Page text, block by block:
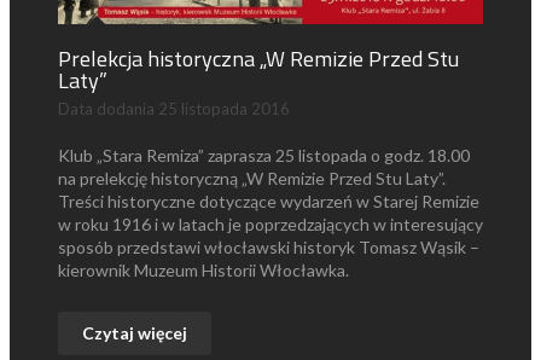
Prelekcja historyczna „W Remizie Przed Stu
Laty”
Data dodania 25 listopada 2016
Klub „Stara Remiza” zaprasza 25 listopada o godz. 18.00
na prelekcję historyczną „W Remizie Przed Stu Laty”.
Treści historyczne dotyczące wydarzeń w Starej Remizie
w roku 1916 i w latach je poprzedzających w interesujący
sposób przedstawi włocławski historyk Tomasz Wąsik –
kierownik Muzeum Historii Włocławka.
Czytaj więcej